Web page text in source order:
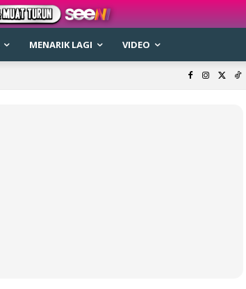
MENARIK LAGI VIDEO